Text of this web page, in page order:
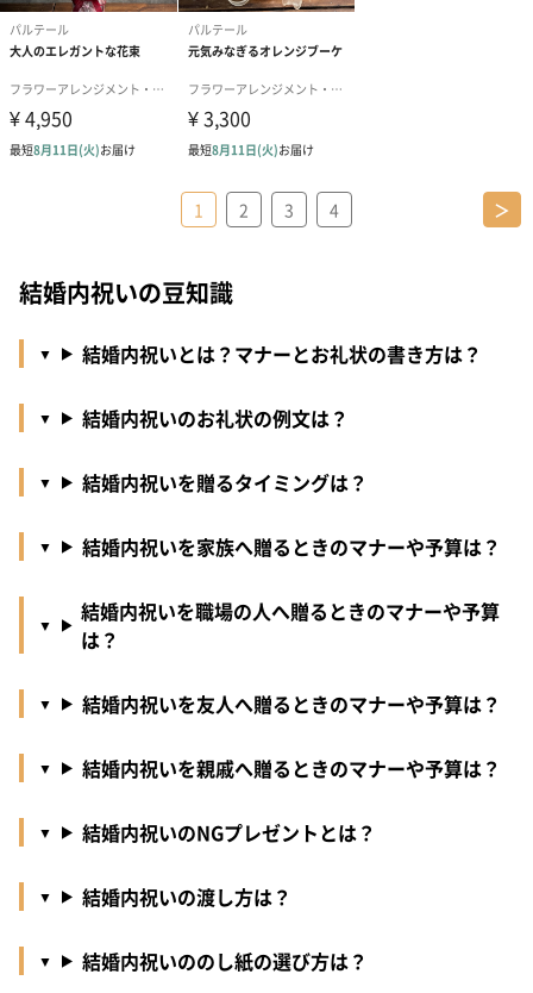
1 2 3 4 ＞
結婚内祝いの豆知識
結婚内祝いとは？マナーとお礼状の書き方は？
結婚内祝いのお礼状の例文は？
結婚内祝いを贈るタイミングは？
結婚内祝いを家族へ贈るときのマナーや予算は？
結婚内祝いを職場の人へ贈るときのマナーや予算
は？
結婚内祝いを友人へ贈るときのマナーや予算は？
結婚内祝いを親戚へ贈るときのマナーや予算は？
結婚内祝いのNGプレゼントとは？
結婚内祝いの渡し方は？
結婚内祝いののし紙の選び方は？